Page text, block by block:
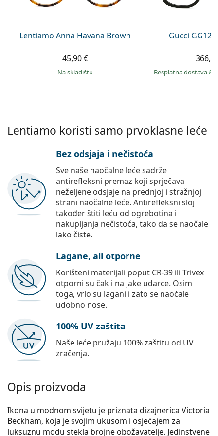
Persol
Lentiamo Anna Havana Brown
45,90 €
na skladištu
Gucci
Besplatna dostava&
Lentiamo koristi samo prvoklasne leće
Bez odsjaja i nečistoća
Sve naše naočalne leće sadrže
antirefleksni premaz koji sprječava
neželjene odsjaje na prednjoj i stražnjoj
strani naočalne leće. Antirefleksni sloj
također štiti leću od ogrebotina i
nakupljanja nečistoća, tako da se naočale
lako čiste.
Lagane, ali otporne
Korišteni materijali poput CR-39 ili Trivex
otporni su čak i na jake udarce. Osim
toga, vrlo su lagani i zato se naočale
udobno nose.
100% UV zaštita
Naše leće pružaju 100% zaštitu od UV
zračenja.
Opis proizvoda
Ikona u modnom svijetu je priznata dizajnerica Victoria
Beckham, koja je svojim ukusom i osjećajem za
luksuznu modu stekla brojne obožavatelje. Jedinstvene